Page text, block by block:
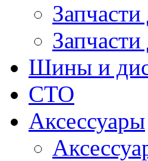
Шины и
СТО
Аксессуары